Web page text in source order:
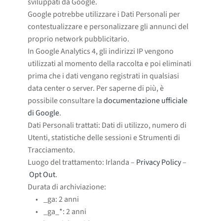
Google potrebbe utilizzare i Dati Personali per
contestualizzare e personalizzare gli annunci del
proprio network pubblicitario.
In Google Analytics 4, gli indirizzi IP vengono
utilizzati al momento della raccolta e poi eliminati
prima che i dati vengano registrati in qualsiasi
data center o server. Per saperne di più, è
possibile consultare ladocumentazione ufficiale
di Google.
Dati Personali trattati: Dati di utilizzo, numero di
Utenti, statistiche delle sessioni e Strumenti di
Tracciamento.
Luogo del trattamento: Irlanda – Privacy Policy–
Opt Out.
Durata di archiviazione:
_ga: 2 anni
_ga_*: 2 anni